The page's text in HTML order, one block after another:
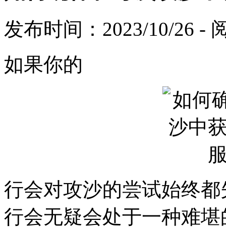
发布时间：2023/10/26 -
如果你的
行会对攻沙的尝试始终
行会无疑会处于一种难